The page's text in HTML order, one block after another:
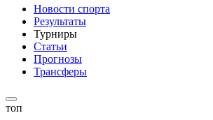
Новости спорта
Результаты
Турниры
Статьи
Прогнозы
Трансферы
топ